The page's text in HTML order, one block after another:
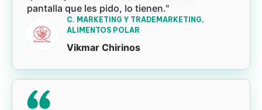
pantalla que les pido, lo tienen."
C. MARKETING Y TRADEMARKETING,
ALIMENTOS POLAR
Vikmar Chirinos